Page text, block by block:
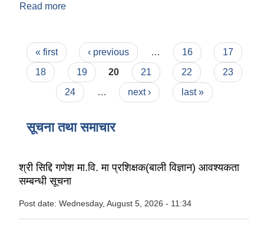
Read more
Pages
« first ‹ previous … 16
17
18
19 20 21 22
23
24
… next › last »
सूचना तथा समाचार
श्री सिद्दि गणेश मा.वि. मा प्रशिक्षक(बाली विज्ञान) आवश्यकता
सम्बन्धी सूचना
Post date: Wednesday, August 5, 2026 - 11:34